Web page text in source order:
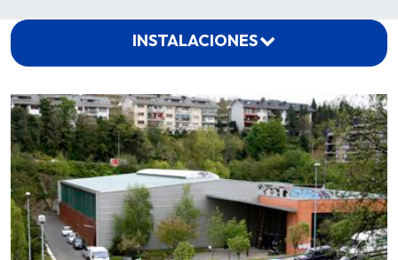
INSTALACIONES